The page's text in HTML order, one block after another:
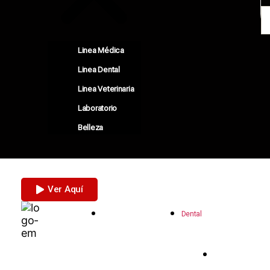
Linea Médica
Linea Dental
Linea Veterinaria
Laboratorio
Belleza
Ver Aquí
Dental